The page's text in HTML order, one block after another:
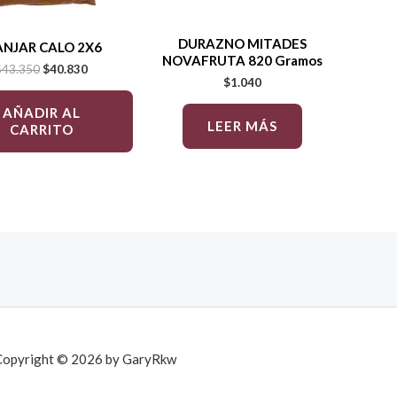
CALO 2X6
43.350$40.830
AÑADIR AL
CARRITO
DURAZNO MITADES
NOVAFRUTA 820 Gramos
$1.040
LEER MÁS
© 2026 by GaryRkw